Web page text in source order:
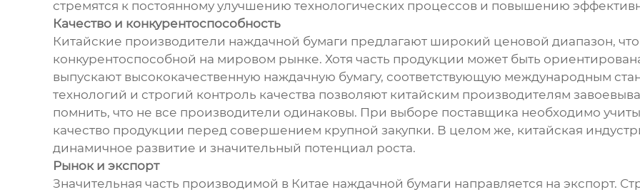
стремятся к постоянному улучшению технологических процессов и повышению
Качество и конкурентоспособность
Китайские производители наждачной бумаги предлагают широкий ценовой диапазон,
конкурентоспособной на мировом рынке. Хотя часть продукции может быть
выпускают высококачественную наждачную бумагу, соответствующую международным
технологий и строгий контроль качества позволяют китайским производителям
помнить, что не все производители одинаковы. При выборе поставщика необходимо
качество продукции перед совершением крупной закупки. В целом же, китайская
динамичное развитие и значительный потенциал роста.
Рынок и экспорт
Значительная часть производимой в Китае наждачной бумаги направляется на экспорт.